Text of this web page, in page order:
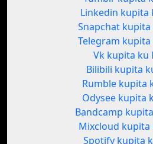
Linkedin kupita
Snapchat kupita
Telegram kupita
Vk kupita ku
Bilibili kupita
Rumble kupita
Odysee kupita
Bandcamp
Mixcloud kupita
Spotify kupita